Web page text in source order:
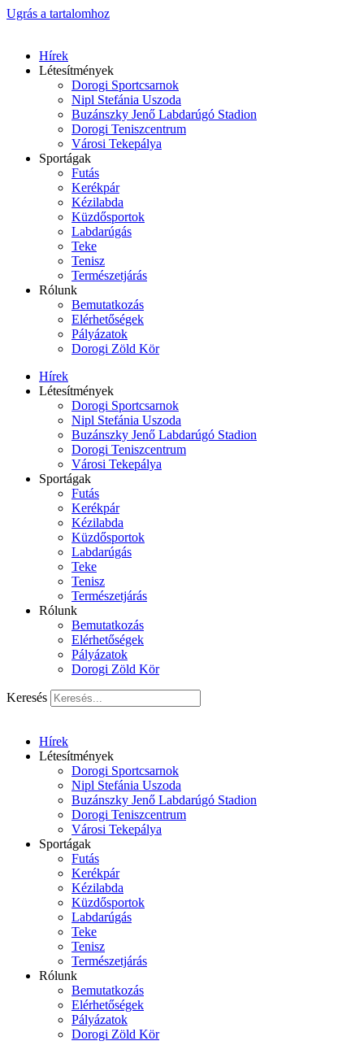
Ugrás a tartalomhoz
Hírek
Létesítmények
Dorogi Sportcsarnok
Nipl Stefánia Uszoda
Buzánszky Jenő Labdarúgó Stadion
Dorogi Teniszcentrum
Városi Tekepálya
Sportágak
Futás
Kerékpár
Kézilabda
Küzdősportok
Labdarúgás
Teke
Tenisz
Természetjárás
Rólunk
Bemutatkozás
Elérhetőségek
Pályázatok
Dorogi Zöld Kör
Hírek
Létesítmények
Dorogi Sportcsarnok
Nipl Stefánia Uszoda
Buzánszky Jenő Labdarúgó Stadion
Dorogi Teniszcentrum
Városi Tekepálya
Sportágak
Futás
Kerékpár
Kézilabda
Küzdősportok
Labdarúgás
Teke
Tenisz
Természetjárás
Rólunk
Bemutatkozás
Elérhetőségek
Pályázatok
Dorogi Zöld Kör
Keresés
Hírek
Létesítmények
Dorogi Sportcsarnok
Nipl Stefánia Uszoda
Buzánszky Jenő Labdarúgó Stadion
Dorogi Teniszcentrum
Városi Tekepálya
Sportágak
Futás
Kerékpár
Kézilabda
Küzdősportok
Labdarúgás
Teke
Tenisz
Természetjárás
Rólunk
Bemutatkozás
Elérhetőségek
Pályázatok
Dorogi Zöld Kör